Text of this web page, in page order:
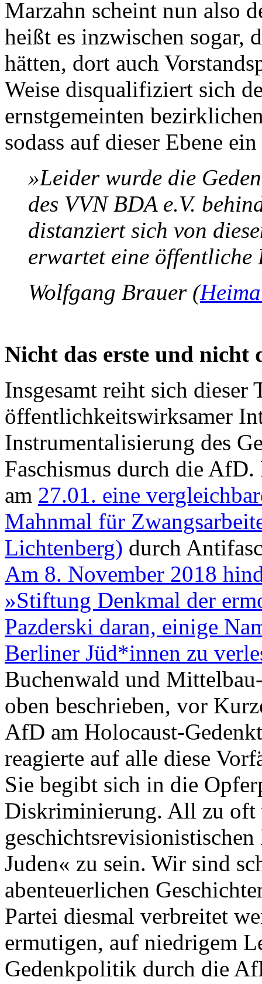
Marzahn scheint nun also
heißt es inzwischen sogar,
hätten, dort auch
Weise disqualifiziert sich
ernstgemeinten
sodass auf dieser Ebene
»Leider wurde die
des VVN BDA e.V.
distanziert sich von
erwartet eine öffentliche
Wolfgang Brauer (
Nicht das erste und nicht
Insgesamt reiht sich dieser
öffentlichkeitswirksamer
Instrumentalisierung des
Faschismus durch die
am 27.01. eine
Mahnmal für
Lichtenberg) durch
Am 8. November 2018
»Stiftung Denkmal der
Pazderski daran, einige
Berliner Jüd*innen zu
Buchenwald und
oben beschrieben, vor
AfD am Holocaust-
reagierte auf alle diese
Sie begibt sich in die
Diskriminierung. All zu oft
Juden« zu sein. Wir sind
abenteuerlichen
Partei diesmal verbreitet
ermutigen, auf niedrigem
Gedenkpolitik durch die